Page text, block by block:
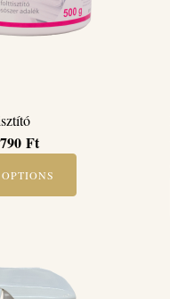
FtÁrtartomány:
-